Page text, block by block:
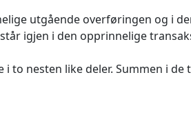
utgående overføringen og i
igjen i den opprinnelige
i to nesten like deler. Summen i